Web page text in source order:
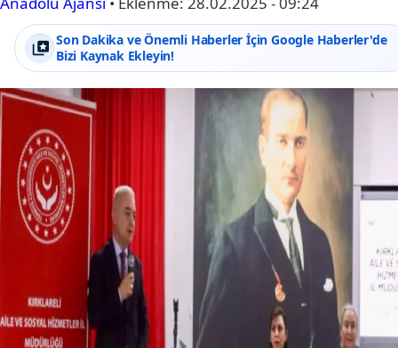
Son Dakika ve Önemli Haberler İçin Google Haberler'de
Bizi Kaynak Ekleyin!